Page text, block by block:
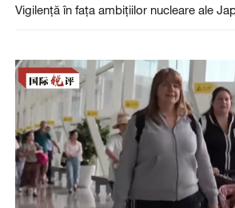
Vigilență în fața ambițiilor nucleare ale